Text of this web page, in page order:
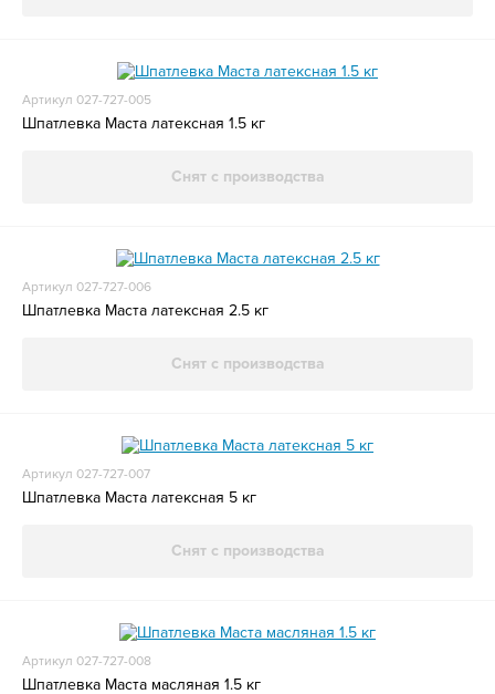
Артикул 027-727-005
Шпатлевка Маста латексная 1.5 кг
Снят с производства
Артикул 027-727-006
Шпатлевка Маста латексная 2.5 кг
Снят с производства
Артикул 027-727-007
Шпатлевка Маста латексная 5 кг
Снят с производства
Артикул 027-727-008
Шпатлевка Маста масляная 1.5 кг